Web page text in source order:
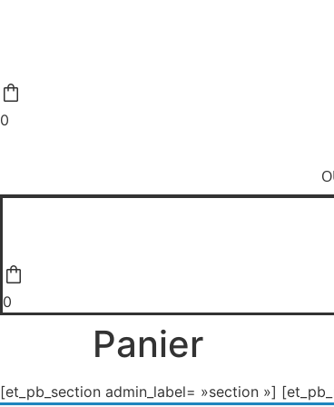
0
0
Panier
[et_pb_section admin_label= »section »]